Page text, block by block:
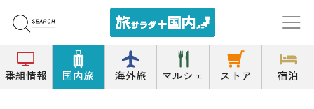
番組情報 国内旅 海外旅 マルシェ ストア 宿泊